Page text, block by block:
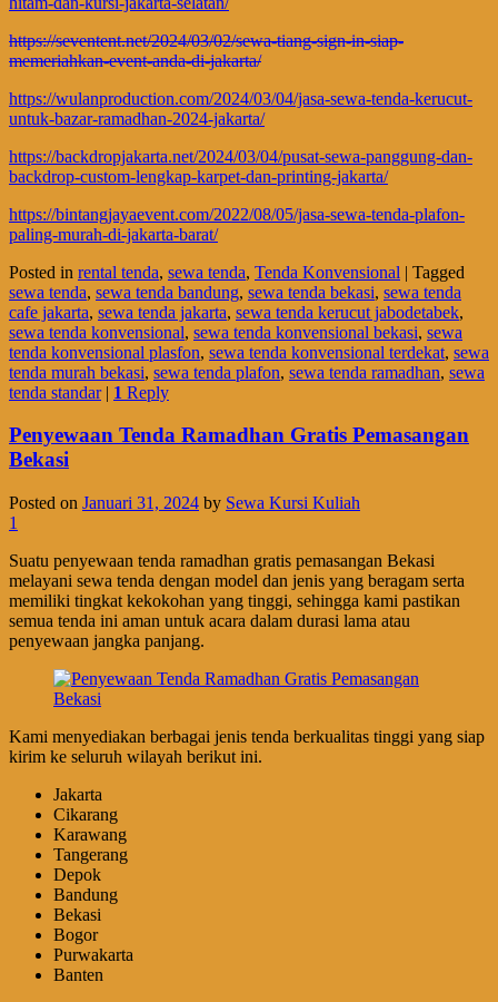
https://seventent.net/2024/03/02/sewa-tiang-sign-in-siap-
memeriahkan-event-anda-di-jakarta/
https://wulanproduction.com/2024/03/04/jasa-sewa-tenda-kerucut-
untuk-bazar-ramadhan-2024-jakarta/
https://backdropjakarta.net/2024/03/04/pusat-sewa-panggung-dan-
backdrop-custom-lengkap-karpet-dan-printing-jakarta/
https://bintangjayaevent.com/2022/08/05/jasa-sewa-tenda-plafon-
paling-murah-di-jakarta-barat/
Posted in rental tenda, sewa tenda, Tenda Konvensional | Tagged
sewa tenda, sewa tenda bandung, sewa tenda bekasi, sewa tenda
cafe jakarta, sewa tenda jakarta, sewa tenda kerucut jabodetabek,
sewa tenda konvensional, sewa tenda konvensional bekasi, sewa
tenda konvensional plasfon, sewa tenda konvensional terdekat, sewa
tenda murah bekasi, sewa tenda plafon, sewa tenda ramadhan, sewa
tenda standar | 1 Reply
Penyewaan Tenda Ramadhan Gratis Pemasangan
Bekasi
Posted on Januari 31, 2024 by Sewa Kursi Kuliah
1
Suatu penyewaan tenda ramadhan gratis pemasangan Bekasi
melayani sewa tenda dengan model dan jenis yang beragam serta
memiliki tingkat kekokohan yang tinggi, sehingga kami pastikan
semua tenda ini aman untuk acara dalam durasi lama atau
penyewaan jangka panjang.
Kami menyediakan berbagai jenis tenda berkualitas tinggi yang siap
kirim ke seluruh wilayah berikut ini.
Jakarta
Cikarang
Karawang
Tangerang
Depok
Bandung
Bekasi
Bogor
Purwakarta
Banten